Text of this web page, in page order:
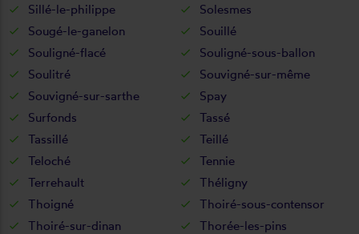
Sillé-le-philippe
Solesmes
Sougé-le-ganelon
Souillé
Souligné-flacé
Souligné-sous-ballon
Soulitré
Souvigné-sur-même
Souvigné-sur-sarthe
Spay
Surfonds
Tassé
Tassillé
Teillé
Teloché
Tennie
Terrehault
Théligny
Thoigné
Thoiré-sous-contensor
Thoiré-sur-dinan
Thorée-les-pins